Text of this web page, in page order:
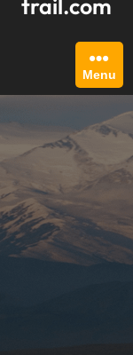
trail.com
Menu